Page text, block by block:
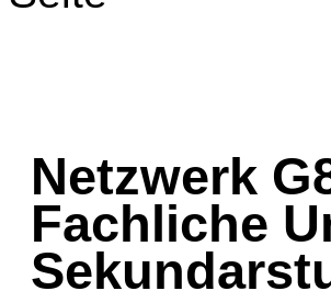
Netzwerk
Fachliche